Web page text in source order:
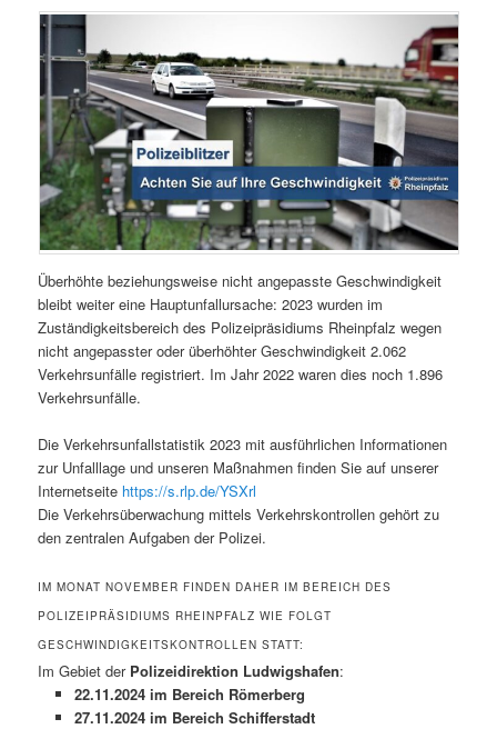
Überhöhte beziehungsweise nicht angepasste Geschwindigkeit
bleibt weiter eine Hauptunfallursache: 2023 wurden im
Zuständigkeitsbereich des Polizeipräsidiums Rheinpfalz wegen
nicht angepasster oder überhöhter Geschwindigkeit 2.062
Verkehrsunfälle registriert. Im Jahr 2022 waren dies noch 1.896
Verkehrsunfälle.
Die Verkehrsunfallstatistik 2023 mit ausführlichen Informationen
zur Unfalllage und unseren Maßnahmen finden Sie auf unserer
Internetseite https://s.rlp.de/YSXrl
Die Verkehrsüberwachung mittels Verkehrskontrollen gehört zu
den zentralen Aufgaben der Polizei.
IM MONAT NOVEMBER FINDEN DAHER IM BEREICH DES
POLIZEIPRÄSIDIUMS RHEINPFALZ WIE FOLGT
GESCHWINDIGKEITSKONTROLLEN STATT:
Im Gebiet der Polizeidirektion Ludwigshafen:
22.11.2024 im Bereich Römerberg
27.11.2024 im Bereich Schifferstadt